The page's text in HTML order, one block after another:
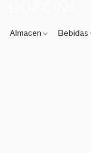
Almacen Bebidas